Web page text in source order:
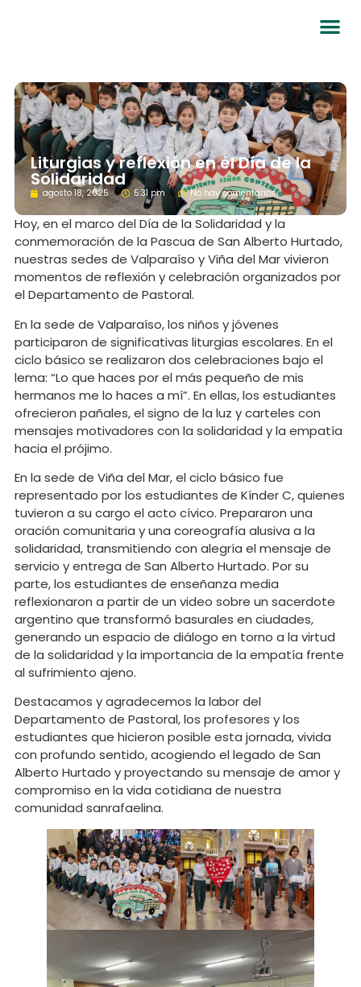
Liturgias y reflexión en el Día de la
Solidaridad
agosto 18, 2025 5:31 pm No hay comentarios
Hoy, en el marco del Día de la Solidaridad y la
conmemoración de la Pascua de San Alberto Hurtado,
nuestras sedes de Valparaíso y Viña del Mar vivieron
momentos de reflexión y celebración organizados por
el Departamento de Pastoral.
En la sede de Valparaíso, los niños y jóvenes
participaron de significativas liturgias escolares. En el
ciclo básico se realizaron dos celebraciones bajo el
lema: “Lo que haces por el más pequeño de mis
hermanos me lo haces a mí”. En ellas, los estudiantes
ofrecieron pañales, el signo de la luz y carteles con
mensajes motivadores con la solidaridad y la empatía
hacia el prójimo.
En la sede de Viña del Mar, el ciclo básico fue
representado por los estudiantes de Kínder C, quienes
tuvieron a su cargo el acto cívico. Prepararon una
oración comunitaria y una coreografía alusiva a la
solidaridad, transmitiendo con alegría el mensaje de
servicio y entrega de San Alberto Hurtado. Por su
parte, los estudiantes de enseñanza media
reflexionaron a partir de un video sobre un sacerdote
argentino que transformó basurales en ciudades,
generando un espacio de diálogo en torno a la virtud
de la solidaridad y la importancia de la empatía frente
al sufrimiento ajeno.
Destacamos y agradecemos la labor del
Departamento de Pastoral, los profesores y los
estudiantes que hicieron posible esta jornada, vivida
con profundo sentido, acogiendo el legado de San
Alberto Hurtado y proyectando su mensaje de amor y
compromiso en la vida cotidiana de nuestra
comunidad sanrafaelina.